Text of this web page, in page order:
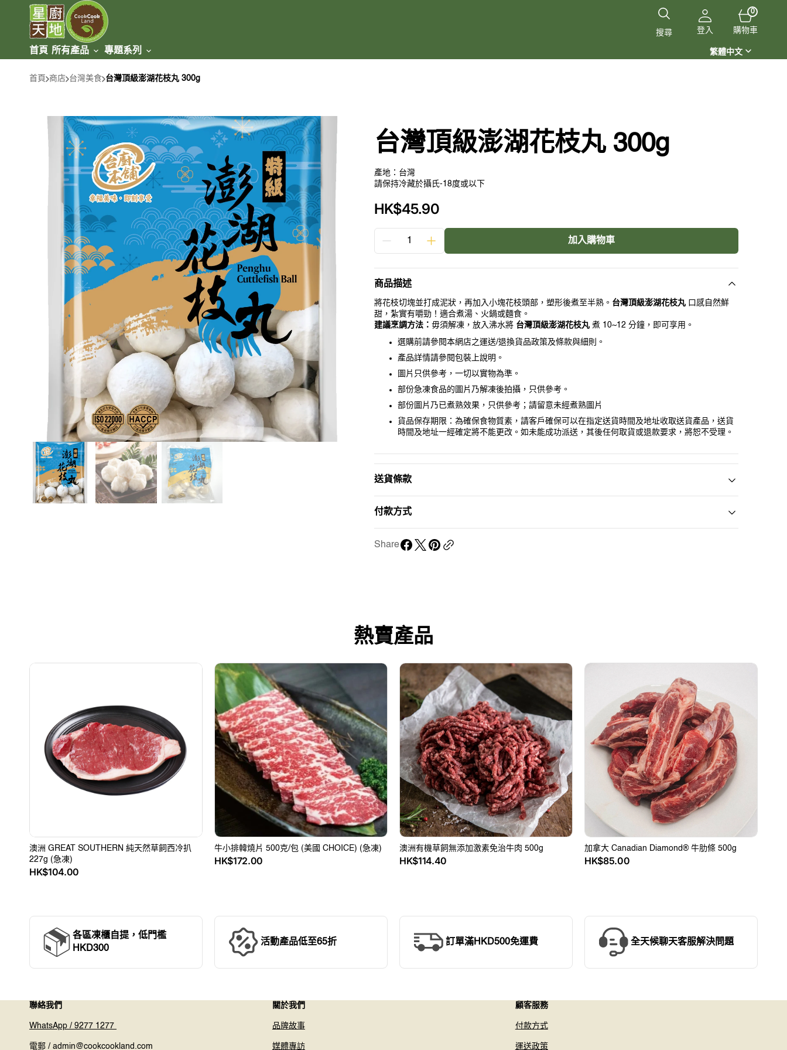
跳至
內容
搜尋
登入 購物車
購
車
00
商
品
首頁 所有產品
牛肉類 冰鮮牛肉
鵝鴨類
海產類 魚類
蝦/蟹類
貝類
羊肉類 冰鮮羊肉
急凍羊肉
甜品類
速食/即食類 腸/丸類
炸物類
餃子/包卷類
冷盤美食類
調味美食
乳製品類
麵食類
酒類及飲品
專題系列
套餐盛宴
新加坡美食
台灣美食
健身美食
繁體中文
首頁 商店 台灣美食 台灣頂級澎湖花枝丸 300g
開
啟
圖
庫
檢
視
體
檔
案
1
圖
庫
檢
視
媒
體
檔
案
2
台灣頂級澎湖花枝丸 300g
產地：台灣
請保持冷藏於攝氏-18度或以下
售
HK$45.90
頂
級
澎
湖
花
枝
300g
減
少
台
頂
湖
花
枝
300g
數
增
加
加入購物車
商品描述
將花枝切塊並打成泥狀，再加入小塊花枝頭部，塑形後煮至半熟。 台灣頂級澎湖花枝丸 口感自然鮮
甜，紮實有嚼勁！適合煮湯、火鍋或麵食。
建議烹調方法：毋須解凍，放入沸水將 台灣頂級澎湖花枝丸 煮 10~12 分鐘，即可享用。
選購前請參閱本網店之運送/退換貨品政策及條款與細則。
產品詳情請參閱包裝上說明。
圖片只供參考，一切以實物為準。
部份急凍食品的圖片乃解凍後拍攝，只供參考。
部份圖片乃已煮熟效果，只供參考；請留意未經煮熟圖片
貨品保存期限：為確保食物質素，請客戶確保可以在指定送貨時間及地址收取送貨產品，送貨
時間及地址一經確定將不能更改。如未能成功派送，其後任何取貨或退款要求，將恕不受理。
送貨條款
付款方式
Share
熱賣產品
澳
(急
凍)
澳洲 GREAT SOUTHERN 純天然草飼西冷扒
227g (急凍)
定
HK$104.00
牛
小
排
韓
燒
片
500
克/
包
(美
CHOICE)
凍)
牛小排韓燒片 500克/包 (美國 CHOICE) (急凍)
定
HK$172.00
澳
洲
有
機
草
飼
無
添
加
激
素
免
治
牛
肉
500g
澳洲有機草飼無添加激素免治牛肉 500g
定
HK$114.40
加
Canadian
Diamond®
肋
加拿大 Canadian Diamond® 牛肋條 500g
售
HK$85.00
各區凍櫃自提，低門檻
HKD300
活動產品低至65折 訂單滿HKD500免運費 全天候聊天客服解決問題
聯絡我們
WhatsApp / 9277 1277
電郵 / admin@cookcookland.com
關於我們
品牌故事
媒體專訪
顧客服務
付款方式
運送政策